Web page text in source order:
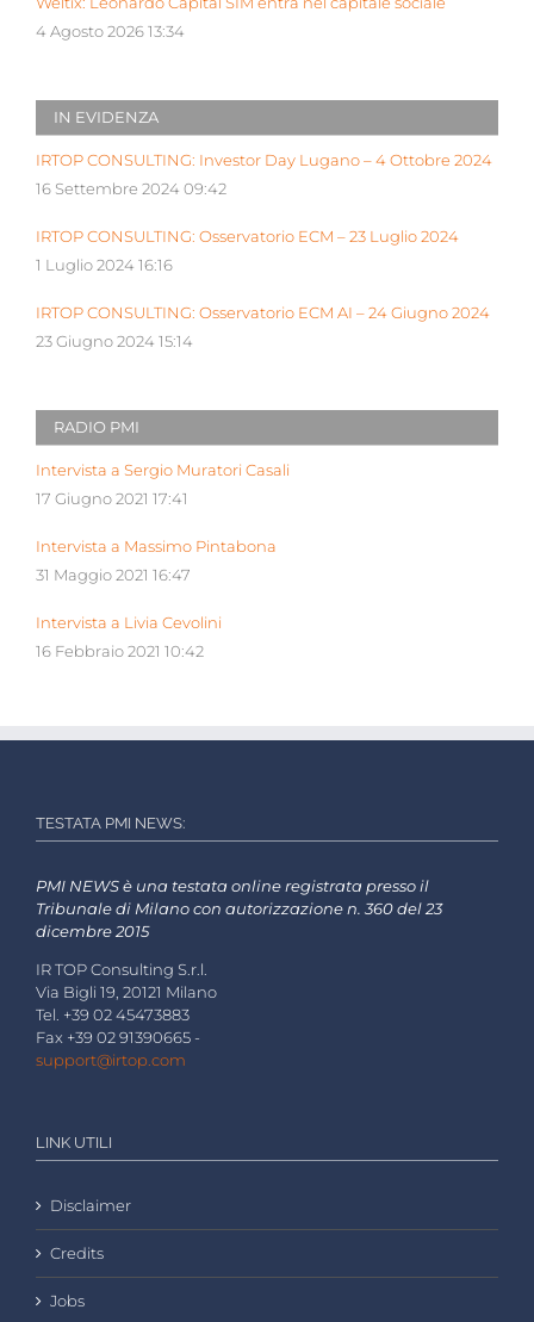
4 Agosto 2026 13:34
IN EVIDENZA
IRTOP CONSULTING: Investor Day Lugano – 4 Ottobre 2024
16 Settembre 2024 09:42
IRTOP CONSULTING: Osservatorio ECM – 23 Luglio 2024
1 Luglio 2024 16:16
IRTOP CONSULTING: Osservatorio ECM AI – 24 Giugno 2024
23 Giugno 2024 15:14
RADIO PMI
Intervista a Sergio Muratori Casali
17 Giugno 2021 17:41
Intervista a Massimo Pintabona
31 Maggio 2021 16:47
Intervista a Livia Cevolini
16 Febbraio 2021 10:42
TESTATA PMI NEWS:
PMI NEWS è una testata online registrata presso il
Tribunale di Milano con autorizzazione n. 360 del 23
dicembre 2015
IR TOP Consulting S.r.l.
Via Bigli 19, 20121 Milano
Tel. +39 02 45473883
Fax +39 02 91390665 -
support@irtop.com
LINK UTILI
Disclaimer
Credits
Jobs